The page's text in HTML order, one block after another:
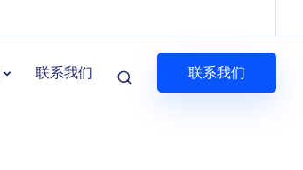
联系我们 联系我们